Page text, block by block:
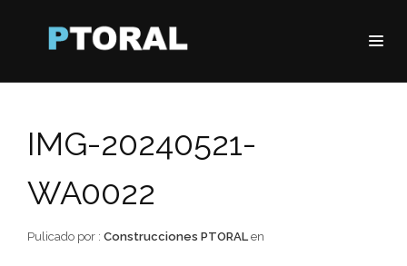
IMG-20240521-
WA0022
Pulicado por : Construcciones PTORAL en